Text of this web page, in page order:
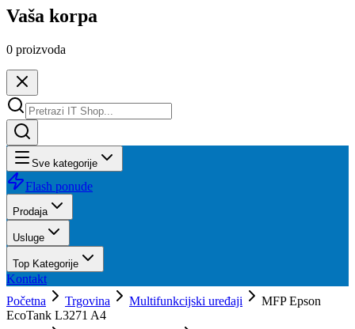
Vaša korpa
0 proizvoda
Sve kategorije
Flash ponude
Prodaja
Usluge
Top Kategorije
Kontakt
Početna
Trgovina Multifunkcijski uređaji
MFP Epson
EcoTank L3271 A4